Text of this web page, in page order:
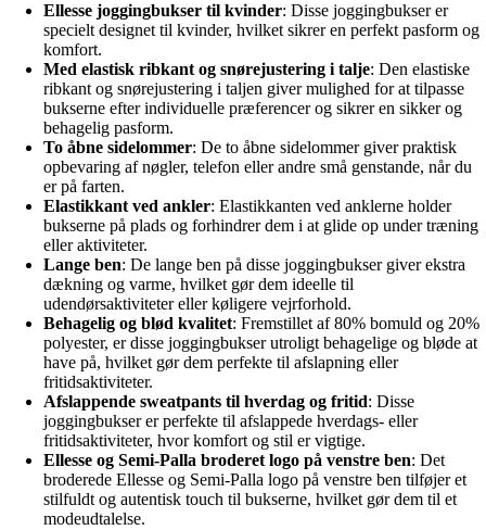
Ellesse joggingbukser til kvinder: Disse joggingbukser er
specielt designet til kvinder, hvilket sikrer en perfekt pasform og
komfort.
Med elastisk ribkant og snørejustering i talje: Den elastiske
ribkant og snørejustering i taljen giver mulighed for at tilpasse
bukserne efter individuelle præferencer og sikrer en sikker og
behagelig pasform.
To åbne sidelommer: De to åbne sidelommer giver praktisk
opbevaring af nøgler, telefon eller andre små genstande, når du
er på farten.
Elastikkant ved ankler: Elastikkanten ved anklerne holder
bukserne på plads og forhindrer dem i at glide op under træning
eller aktiviteter.
Lange ben: De lange ben på disse joggingbukser giver ekstra
dækning og varme, hvilket gør dem ideelle til
udendørsaktiviteter eller køligere vejrforhold.
Behagelig og blød kvalitet: Fremstillet af 80% bomuld og 20%
polyester, er disse joggingbukser utroligt behagelige og bløde at
have på, hvilket gør dem perfekte til afslapning eller
fritidsaktiviteter.
Afslappende sweatpants til hverdag og fritid: Disse
joggingbukser er perfekte til afslappede hverdags- eller
fritidsaktiviteter, hvor komfort og stil er vigtige.
Ellesse og Semi-Palla broderet logo på venstre ben: Det
broderede Ellesse og Semi-Palla logo på venstre ben tilføjer et
stilfuldt og autentisk touch til bukserne, hvilket gør dem til et
modeudtalelse.